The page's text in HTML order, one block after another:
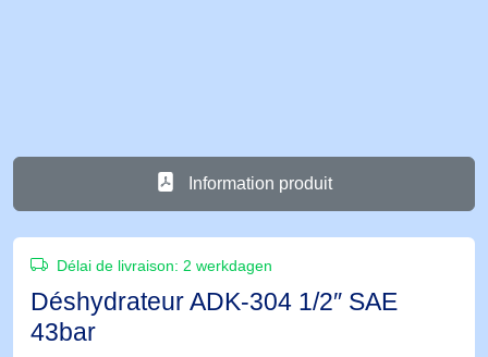
Information produit
Délai de livraison: 2 werkdagen
Déshydrateur ADK-304 1/2″ SAE
43bar